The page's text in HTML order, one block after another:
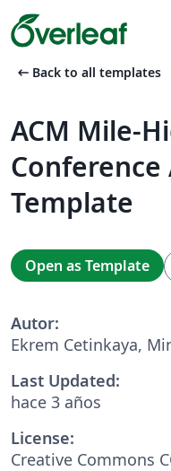
arrow_left_alt Back to all templates
ACM Mile-
Template
Open as Template
Autor:
Ekrem Cetinkaya,
Last Updated:
hace 3 años
License:
Creative Commons